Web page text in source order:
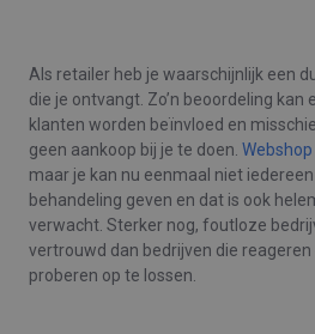
Als retailer heb je waarschijnlijk een
die je ontvangt. Zo’n beoordeling
klanten worden beïnvloed en
geen aankoop bij je te doen.
maar je kan nu eenmaal niet
behandeling geven en dat is ook
verwacht. Sterker nog, foutloze
vertrouwd dan bedrijven die
proberen op te lossen.